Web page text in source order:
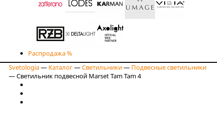
Распродажа %
Svetologia— Каталог—Светильники— Подвесные светильники
—Светильник подвесной Marset Tam Tam 4